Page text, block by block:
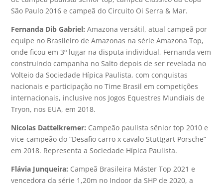
São Paulo 2016 e campeã do Circuito Oi Serra & Mar.
Fernanda Dib Gabriel:Amazona versátil, atual campeã por
equipe no Brasileiro de Amazonas na série Amazona Top,
onde ficou em 3º lugar na disputa individual, Fernanda vem
construindo campanha no Salto depois de ser revelada no
Volteio da Sociedade Hípica Paulista, com conquistas
nacionais e participação no Time Brasil em competições
internacionais, inclusive nos Jogos Equestres Mundiais de
Tryon, nos EUA, em 2018.
Nicolas Dattelkremer: Campeão paulista sênior top 2010 e
vice-campeão do “Desafio carro x cavalo Stuttgart Porsche”
em 2018. Representa a Sociedade Hípica Paulista.
Flávia Junqueira: Campeã Brasileira Máster Top 2021 e
vencedora da série 1,20m no Indoor da SHP de 2020, a